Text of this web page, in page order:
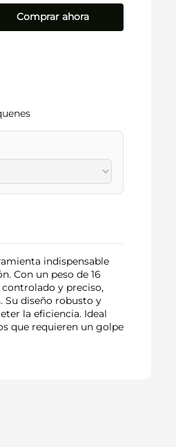
Comprar ahora
indispensable
Con un peso de 16
y preciso,
Su diseño robusto y
la eficiencia. Ideal
que requieren un golpe